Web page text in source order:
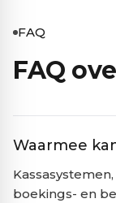
FAQ
FAQ
Waarmee
boekings- en